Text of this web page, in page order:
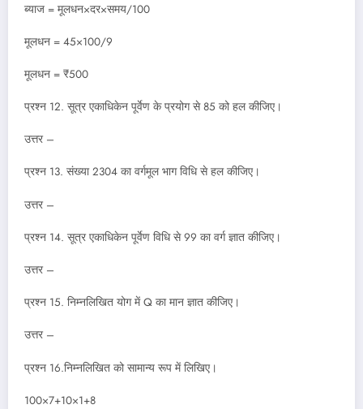
ब्याज = मूलधन×दर×समय/100
मूलधन = 45×100/9
मूलधन = ₹500
प्रश्न 12. सूत्र एकाधिकेन पूर्वेण के प्रयोग से 85 को हल कीजिए।
उत्तर –
प्रश्न 13. संख्या 2304 का वर्गमूल भाग विधि से हल कीजिए।
उत्तर –
प्रश्न 14. सूत्र एकाधिकेन पूर्वेण विधि से 99 का वर्ग ज्ञात कीजिए।
उत्तर –
प्रश्न 15. निम्नलिखित योग में Q का मान ज्ञात कीजिए।
उत्तर –
प्रश्न 16.निम्नलिखित को सामान्य रूप में लिखिए।
100×7+10×1+8